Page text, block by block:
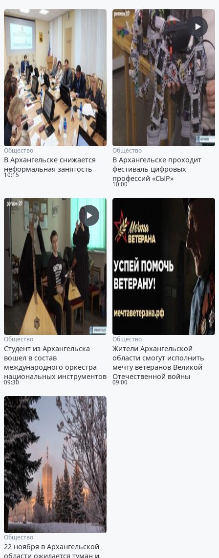
10:15
Общество
В Архангельске снижается
неформальная занятость
10:00
Общество
В Архангельске проходит
фестиваль цифровых
профессий «СЫР»
09:30
Общество
Студент из Архангельска
вошел в состав
международного оркестра
национальных инструментов
09:00
Общество
Жители Архангельской
области смогут исполнить
мечту ветеранов Великой
Отечественной войны
Общество
22 ноября в Архангельской
области ожидается туман и